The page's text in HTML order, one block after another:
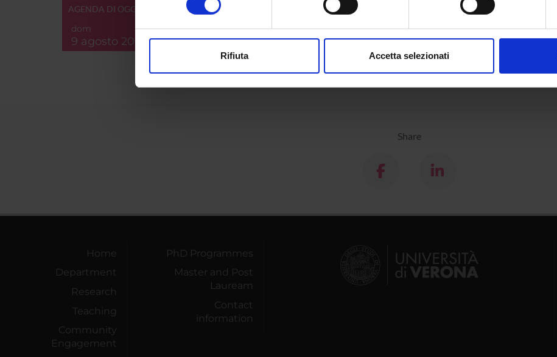
digitali).
modificare o ritirare il tuo consenso in qualsiasi momento dalla Dichiarazione sui cookie.
Rifiuta Accetta selezionati
AGENDA DI OGGI
dom
9 agosto 2026
Share
Home
Department
Research
Teaching
Community
Engagement
PhD Programmes
Master and Post
Lauream
Contact
information